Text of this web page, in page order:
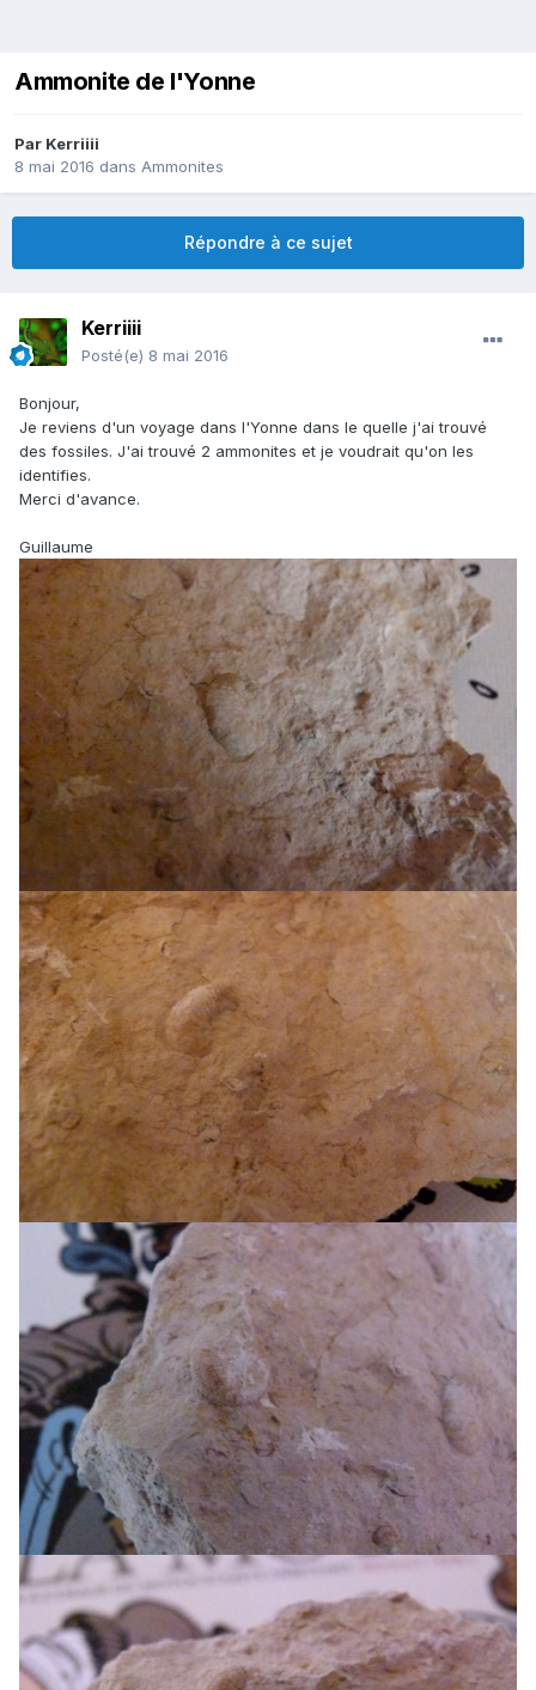
Ammonite de l'Yonne
Par Kerriiii
8 mai 2016 dans Ammonites
Répondre à ce sujet
Kerriiii
Posté(e) 8 mai 2016
Bonjour,
Je reviens d'un voyage dans l'Yonne dans le quelle j'ai trouvé
des fossiles. J'ai trouvé 2 ammonites et je voudrait qu'on les
identifies.
Merci d'avance.
Guillaume